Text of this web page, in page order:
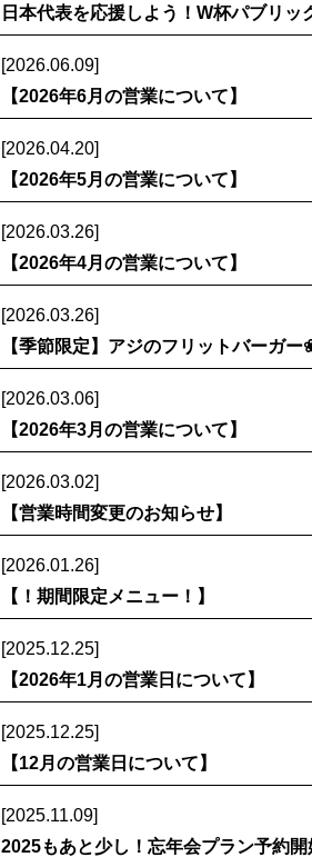
日本代表を応援しよう！W杯パブリッ
[2026.06.09]
【2026年6月の営業について】
[2026.04.20]
【2026年5月の営業について】
[2026.03.26]
【2026年4月の営業について】
[2026.03.26]
【季節限定】アジのフリットバーガー
[2026.03.06]
【2026年3月の営業について】
[2026.03.02]
【営業時間変更のお知らせ】
[2026.01.26]
【！期間限定メニュー！】
[2025.12.25]
【2026年1月の営業日について】
[2025.12.25]
【12月の営業日について】
[2025.11.09]
2025もあと少し！忘年会プラン予約開